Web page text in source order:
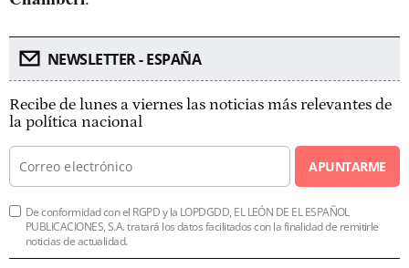
NEWSLETTER - ESPAÑA
Recibe de lunes a viernes las noticias más relevantes de
la política nacional
APUNTARME
De conformidad con el RGPD y la LOPDGDD, EL LEÓN DE EL ESPAÑOL
PUBLICACIONES, S.A. tratará los datos facilitados con la finalidad de remitirle
noticias de actualidad.